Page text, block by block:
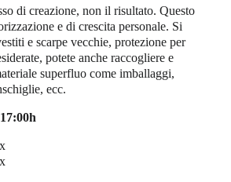
di creazione, non il risultato. Questo
e di crescita personale. Si
e scarpe vecchie, protezione per
potete anche raccogliere e
superfluo come imballaggi,
ecc.